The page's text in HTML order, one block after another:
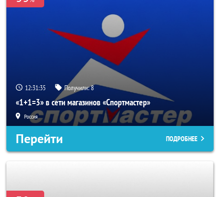
12:31:33 Получили:8
«1+1=3» в сети магазинов «Спортмастер»
Россия
Перейти ПОДРОБНЕЕ